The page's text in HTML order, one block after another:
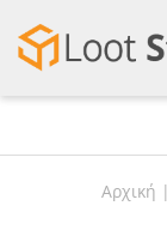
Αρχική